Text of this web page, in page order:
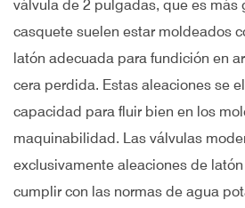
válvula de 2 pulgadas, que es más
casquete suelen estar moldeados
latón adecuada para fundición en
cera perdida. Estas aleaciones se
capacidad para fluir bien en los
maquinabilidad. Las válvulas
exclusivamente aleaciones de
cumplir con las normas de agua